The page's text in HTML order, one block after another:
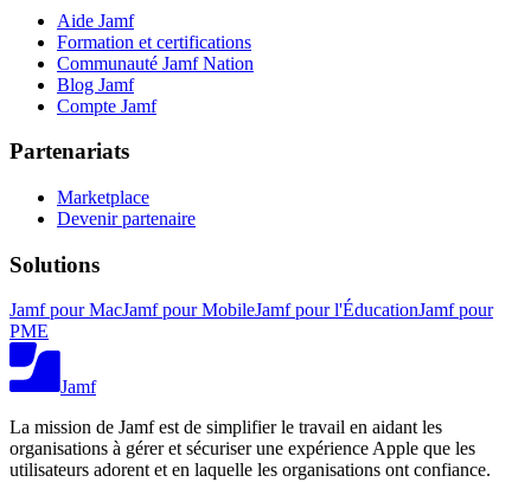
Aide Jamf
Formation et certifications
Communauté Jamf Nation
Blog Jamf
Compte Jamf
Partenariats
Marketplace
Devenir partenaire
Solutions
Jamf pour MacJamf pour MobileJamf pour l'ÉducationJamf pour
PME
Jamf
La mission de Jamf est de simplifier le travail en aidant les
organisations à gérer et sécuriser une expérience Apple que les
utilisateurs adorent et en laquelle les organisations ont confiance.